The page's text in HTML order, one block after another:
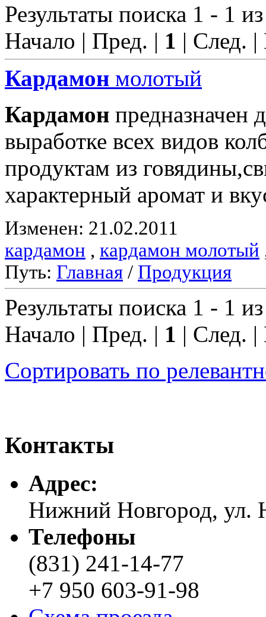
Результаты поиска 1 - 1
Начало | Пред. | 1 | След.
Кардамон молотый
Кардамон предназначен
выработке всех видов
продуктам из
характерный аромат и
Изменен: 21.02.2011
кардамон , кардамон молотый
Путь: Главная / Продукция
Результаты поиска 1 - 1
Начало | Пред. | 1 | След.
Сортировать по
Контакты
Адреc:
Нижний Новгород, ул.
Телефоны
(831) 241-14-77
+7 950 603-91-98